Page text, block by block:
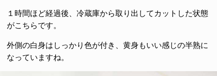
１時間ほど経過後、冷蔵庫から取り出してカットした状態
がこちらです。
外側の白身はしっかり色が付き、黄身もいい感じの半熟に
なっていますね。